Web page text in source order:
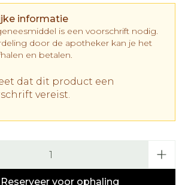
informatie
is een voorschrift nodig.
door de apotheker kan je het
en betalen.
dat dit product een
vereist.
Reserveer voor ophaling